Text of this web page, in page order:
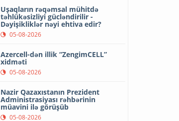
Uşaqların rəqəmsal mühitdə
təhlükəsizliyi gücləndirilir -
Dəyişikliklər nəyi ehtiva edir?
05-08-2026
Azercell-dən illik “ZengimCELL”
xidməti
05-08-2026
Nazir Qazaxıstanın Prezident
Administrasiyası rəhbərinin
müavini ilə görüşüb
05-08-2026